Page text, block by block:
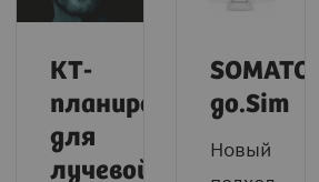
КТ-
планирование
для
лучевой
SOMATOM
go.Sim
Новый